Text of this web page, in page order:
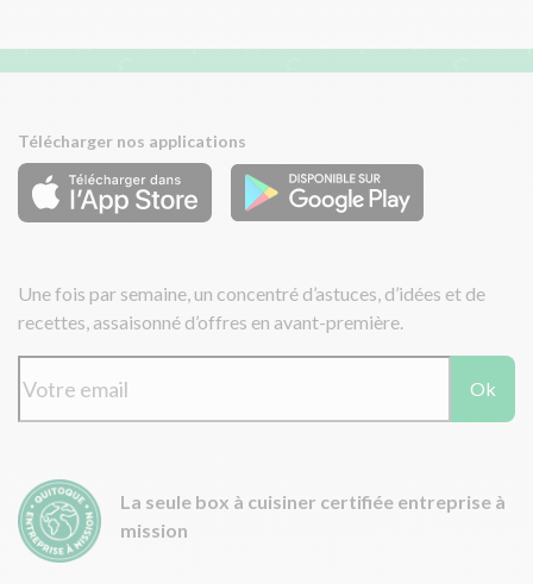
Télécharger nos applications
Une fois par semaine, un concentré d’astuces, d’idées et de
recettes, assaisonné d’offres en avant-première.
Ok
La seule box à cuisiner certifiée entreprise à
mission